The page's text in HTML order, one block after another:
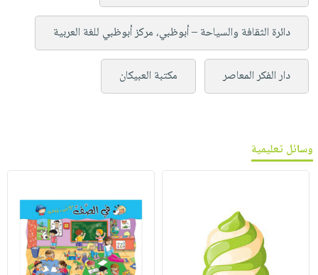
دائرة الثقافة والسياحة – أبوظبي، مركز أبوظبي للغة العربية
دار الفكر المعاصر مكتبة العبيكان
وسائل تعليمية